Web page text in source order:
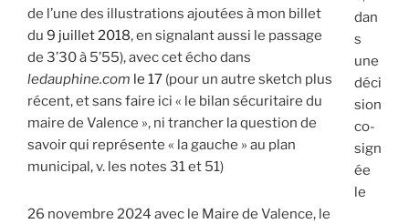
de l’une des illustrations ajoutées à mon billet
du 9 juillet 2018, en signalant aussi le passage
de 3’30 à 5’55), avec cet écho dans
ledauphine.com le 17 (pour un autre sketch plus
récent, et sans faire ici « le bilan sécuritaire du
maire de Valence », ni trancher la question de
savoir qui représente « la gauche » au plan
municipal, v. les notes 31 et 51)
dan
s
une
déci
sion
co-
sign
ée
le
26 novembre 2024 avec le Maire de Valence, le